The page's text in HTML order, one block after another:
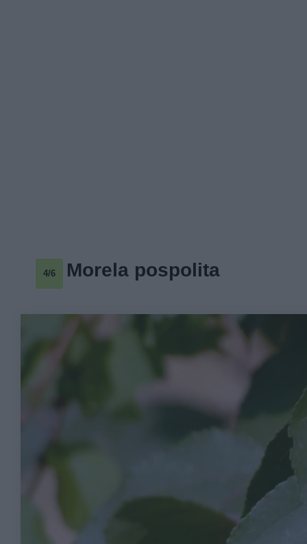
4/6 Morela pospolita